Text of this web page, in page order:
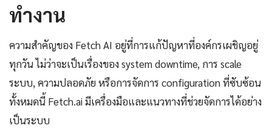
ทำงาน
ความสำคัญของ Fetch AI อยู่ที่การแก้ปัญหาที่องค์กรเผชิญอยู่
ทุกวัน ไม่ว่าจะเป็นเรื่องของ system downtime, การ scale
ระบบ, ความปลอดภัย หรือการจัดการ configuration ที่ซับซ้อน
ทั้งหมดนี้ Fetch.ai มีเครื่องมือและแนวทางที่ช่วยจัดการได้อย่าง
เป็นระบบ